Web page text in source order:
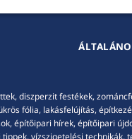
diszperzit festékek,
fólia, lakásfelújítás,
építőipari hírek, építőipari
vízszigetelési technikák,